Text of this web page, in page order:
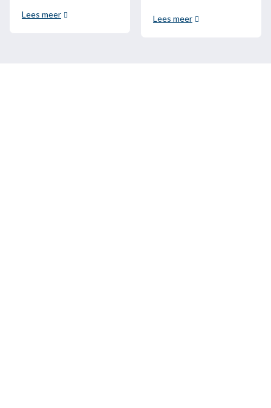
Lees meer Lees meer